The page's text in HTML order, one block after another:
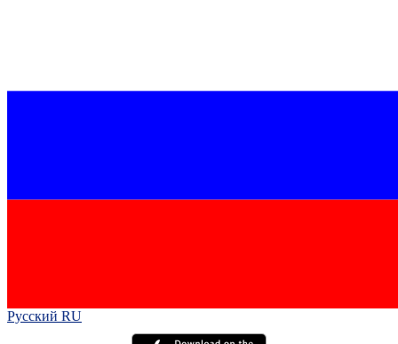
Русский RU‎